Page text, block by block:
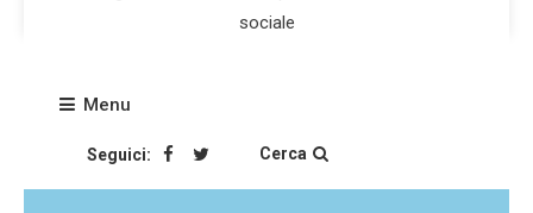
sociale
Menu
Seguici: Cerca